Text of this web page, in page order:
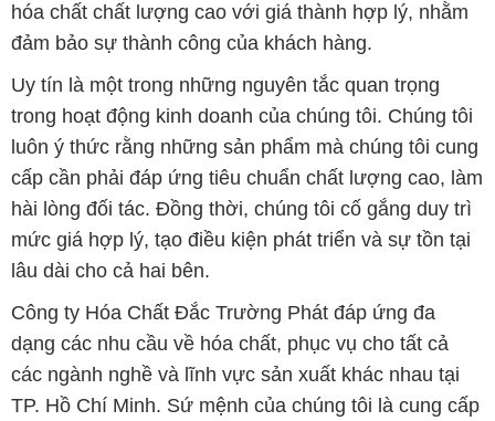
hóa chất chất lượng cao với giá thành hợp lý, nhằm
đảm bảo sự thành công của khách hàng.
Uy tín là một trong những nguyên tắc quan trọng
trong hoạt động kinh doanh của chúng tôi. Chúng tôi
luôn ý thức rằng những sản phẩm mà chúng tôi cung
cấp cần phải đáp ứng tiêu chuẩn chất lượng cao, làm
hài lòng đối tác. Đồng thời, chúng tôi cố gắng duy trì
mức giá hợp lý, tạo điều kiện phát triển và sự tồn tại
lâu dài cho cả hai bên.
Công ty Hóa Chất Đắc Trường Phát đáp ứng đa
dạng các nhu cầu về hóa chất, phục vụ cho tất cả
các ngành nghề và lĩnh vực sản xuất khác nhau tại
TP. Hồ Chí Minh. Sứ mệnh của chúng tôi là cung cấp